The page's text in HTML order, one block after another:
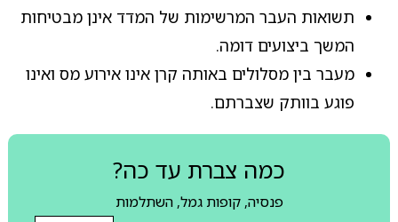
תשואות העבר המרשימות של המדד אינן מבטיחות
המשך ביצועים דומה.
מעבר בין מסלולים באותה קרן אינו אירוע מס ואינו
פוגע בוותק שצברתם.
כמה צברת עד כה?
פנסיה, קופות גמל, השתלמות